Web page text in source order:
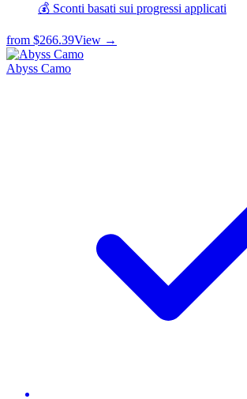
💰 Sconti basati sui progressi applicati
from $266.39View →
Abyss Camo